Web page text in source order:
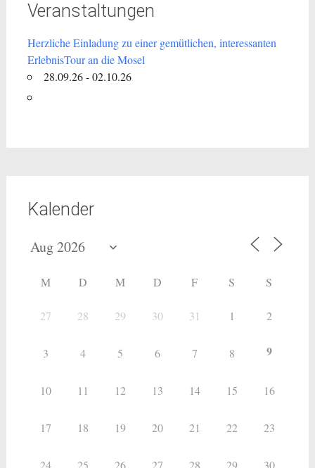
Veranstaltungen
Herzliche Einladung zu einer gemütlichen, interessanten
ErlebnisTour an die Mosel
28.09.26 - 02.10.26
Kalender
M D M D F S S
27 28 29 30 31 1 2
3 4 5 6 7 8 9
10 11 12 13 14 15 16
17 18 19 20 21 22 23
24 25 26 27 28 29 30